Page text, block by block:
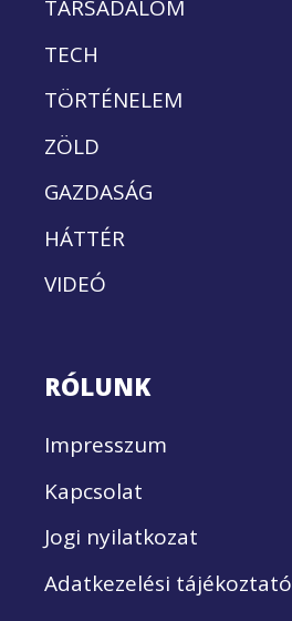
TÁRSADALOM
TECH
TÖRTÉNELEM
ZÖLD
GAZDASÁG
HÁTTÉR
VIDEÓ
RÓLUNK
Impresszum
Kapcsolat
Jogi nyilatkozat
Adatkezelési tájékoztató